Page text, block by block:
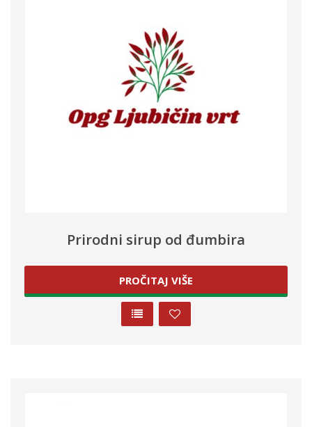
Prirodni sirup od đumbira
PROČITAJ VIŠE